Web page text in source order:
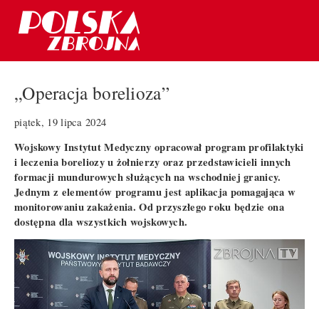
„Operacja borelioza”
piątek, 19 lipca 2024
Wojskowy Instytut Medyczny opracował program profilaktyki
i leczenia boreliozy u żołnierzy oraz przedstawicieli innych
formacji mundurowych służących na wschodniej granicy.
Jednym z elementów programu jest aplikacja pomagająca w
monitorowaniu zakażenia. Od przyszłego roku będzie ona
dostępna dla wszystkich wojskowych.